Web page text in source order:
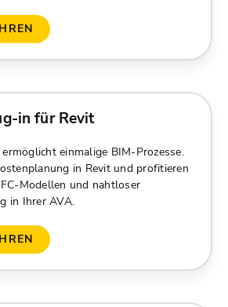
in für Revit
einmalige BIM-Prozesse.
in Revit und profitieren
Modellen und nahtloser
in Ihrer AVA.